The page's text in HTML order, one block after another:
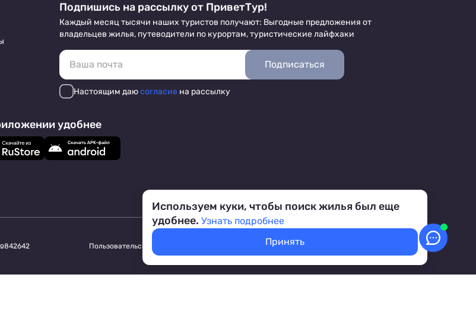
Подпишись на рассылку от ПриветТур!
Каждый месяц тысячи наших туристов получают: Выгодные предложения от
владельцев жилья, путеводители по курортам, туристические лайфхаки
Подписаться
Настоящим даюсогласие на рассылку
удобнее
Пользовательское соглашение Обработка персональных данных Условия бронирования объектов
Используем куки, чтобы поиск жилья был еще
удобнее. Узнать подробнее
Принять